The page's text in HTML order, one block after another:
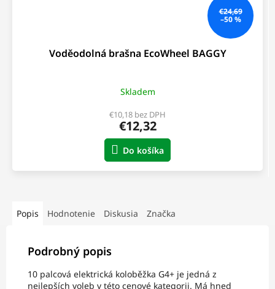
€24,69
–50 %
Voděodolná brašna EcoWheel BAGGY
Skladem
€10,18 bez DPH
€12,32
Do košíka
Popis Hodnotenie Diskusia Značka
Podrobný popis
10 palcová elektrická koloběžka G4+ je jedná z
nejlepších voleb v této cenové kategorii. Má hned